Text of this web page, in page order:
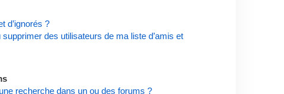
d’ignorés ?
des utilisateurs de ma liste d’amis et
recherche dans un ou des forums ?